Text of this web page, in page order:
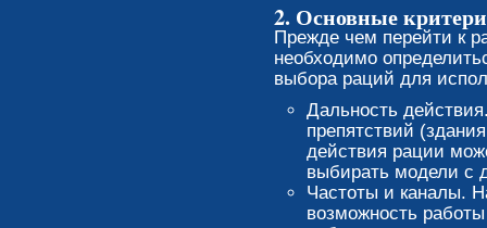
2. Основные
Прежде чем перейти к
необходимо
выбора раций для
Дальность
препятствий
действия рации
выбирать модели с
Частоты и каналы.
возможность